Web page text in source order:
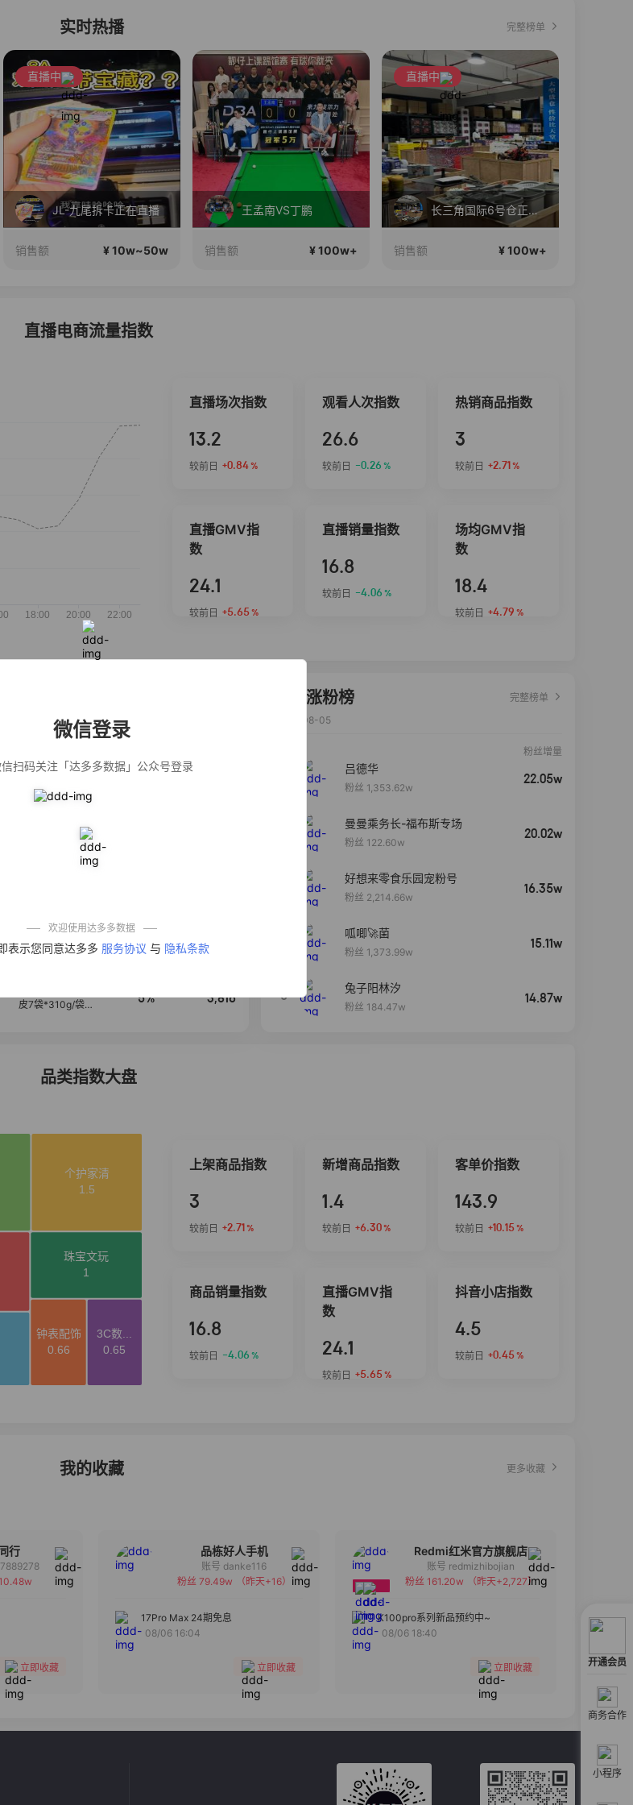
开通会员
商务合作
小程序
微信登录
扫码关注「达多多数据」公众号登录
欢迎使用达多多数据
表示您同意达多多 服务协议 与 隐私条款
实时热播 完整榜单
直播中
JL-九尾拆卡正在直播
销售额 ¥ 10w~50w
王孟南VS丁鹏
销售额 ¥ 100w+
直播中
长三角国际6号仓正在直播
销售额 ¥ 100w+
直播电商流量指数
直播场次指数
13.2
较前日 +0.84%
观看人次指数
26.6
较前日 -0.26 %
热销商品指数
3
较前日 +2.71 %
直播GMV指
数
24.1
较前日 +5.65 %
直播销量指数
16.8
较前日 -4.06 %
场均GMV指
数
18.4
较前日 +4.79 %
【净浮生】油污
重油污去油王污
公仔牌顽渍净洗
衣粉轻松搓洗去
污渍除菌除螨3倍
洁净去渍家用去
料袋厨房抽绳式
一品欢【10包鲜
凉皮】红油麻酱
10% 4,286
皮7袋*310g/袋红
5% 3,816
达人涨粉榜
完整榜单
2026-08-05
粉丝增量
吕德华
粉丝 1,353.62w
22.05w
曼曼乘务长-福布斯专场
粉丝 122.60w
20.02w
好想来零食乐园宠粉号
粉丝 2,214.66w
16.35w
呱唧🚀菌
粉丝 1,373.99w
15.11w
5
兔子阳林汐
粉丝 184.47w
14.87w
品类指数大盘
上架商品指数
3
较前日 +2.71 %
新增商品指数
1.4
较前日 +6.30%
客单价指数
143.9
较前日 +10.15 %
商品销量指数
16.8
较前日 -4.06 %
直播GMV指
数
24.1
较前日 +5.65 %
抖音小店指数
4.5
较前日 +0.45 %
我的收藏 更多收藏
行
立即收藏
品栋好人手机
备注
分组
账号 danke116
粉丝 79.49w
（昨天+16）
17Pro Max 24期免息
08/06 16:04
立即收藏
Redmi红米官方旗舰店
备注
分组
账号 redmizhibojian
粉丝 161.20w
（昨天+2,727）
K100pro系列新品预约中~
08/06 18:40
立即收藏